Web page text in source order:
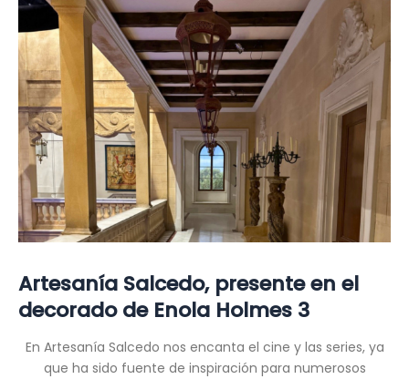
Artesanía Salcedo, presente en el
decorado de Enola Holmes 3
En Artesanía Salcedo nos encanta el cine y las series, ya
que ha sido fuente de inspiración para numerosos